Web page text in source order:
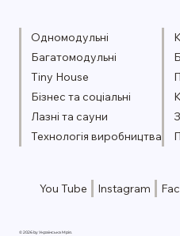
© 2026 by Українська Мрія.
Одномодульні
Багатомодульні
Tiny House
Бізнес та соціальні
Лазні та сауни
Технологія виробництва
You Tube Instagram